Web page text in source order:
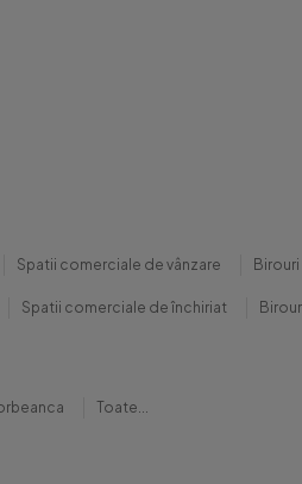
Spatii comerciale de vânzare
Spatii comerciale de închiriat
Toate...